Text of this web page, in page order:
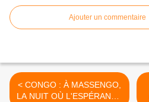
Ajouter un commentaire
< CONGO : À MASSENGO,
LA NUIT OÙ L'ESPÉRANCE